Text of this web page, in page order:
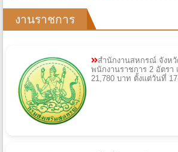
งานราชการ
สำนักงานสหกรณ์ จังห
พนักงานราชการ 2 อัตรา
21,780 บาท ตั้งแต่วันที่